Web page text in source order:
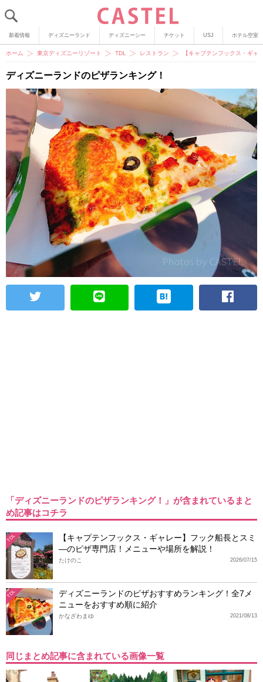
新着情報 ディズニーランド ディズニーシー チケット USJ ホテル空室
ホーム 東京ディズニーリゾート TDL レストラン 【キャプテンフックス・ギ
ディズニーランドのピザランキング！
「ディズニーランドのピザランキング！」が含まれているまと
め記事はコチラ
TDL
【キャプテンフックス・ギャレー】フック船長とスミ
―のピザ専門店！メニューや場所を解説！
2026/07/15
たけのこ
TDL
ディズニーランドのピザおすすめランキング！全7メ
ニューをおすすめ順に紹介
2021/08/13
かなざわまゆ
同じまとめ記事に含まれている画像一覧